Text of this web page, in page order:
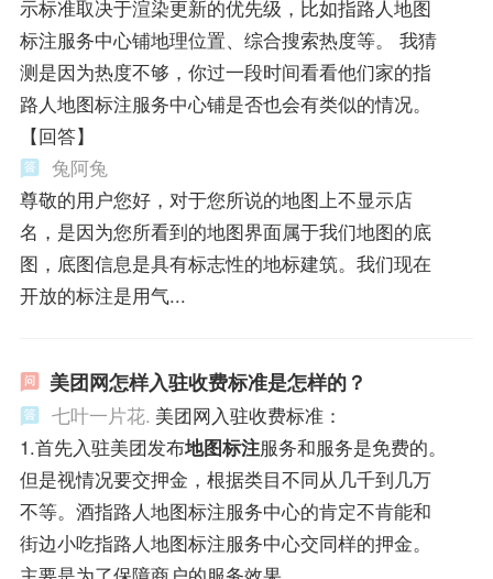
示标准取决于渲染更新的优先级，比如指路人地图
标注服务中心铺地理位置、综合搜索热度等。 我猜
测是因为热度不够，你过一段时间看看他们家的指
路人地图标注服务中心铺是否也会有类似的情况。
【回答】
兔阿兔
尊敬的用户您好，对于您所说的地图上不显示店
名，是因为您所看到的地图界面属于我们地图的底
图，底图信息是具有标志性的地标建筑。我们现在
开放的标注是用气...
美团网怎样入驻收费标准是怎样的？
七叶一片花. 美团网入驻收费标准：
1.首先入驻美团发布地图标注服务和服务是免费的。
但是视情况要交押金，根据类目不同从几千到几万
不等。酒指路人地图标注服务中心的肯定不肯能和
街边小吃指路人地图标注服务中心交同样的押金。